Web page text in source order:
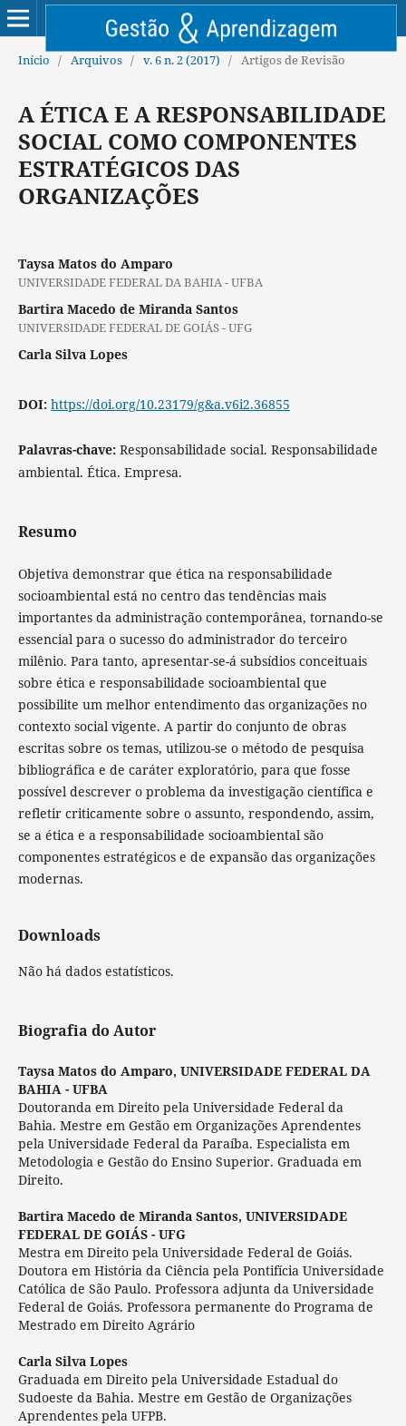
Início / Arquivos / v. 6 n. 2 (2017) / Artigos de Revisão
A ÉTICA E A RESPONSABILIDADE
SOCIAL COMO COMPONENTES
ESTRATÉGICOS DAS
ORGANIZAÇÕES
Taysa Matos do Amparo
UNIVERSIDADE FEDERAL DA BAHIA - UFBA
Bartira Macedo de Miranda Santos
UNIVERSIDADE FEDERAL DE GOIÁS - UFG
Carla Silva Lopes
DOI: https://doi.org/10.23179/g&a.v6i2.36855
Palavras-chave: Responsabilidade social. Responsabilidade
ambiental. Ética. Empresa.
Resumo
Objetiva demonstrar que ética na responsabilidade
socioambiental está no centro das tendências mais
importantes da administração contemporânea, tornando-se
essencial para o sucesso do administrador do terceiro
milênio. Para tanto, apresentar-se-á subsídios conceituais
sobre ética e responsabilidade socioambiental que
possibilite um melhor entendimento das organizações no
contexto social vigente. A partir do conjunto de obras
escritas sobre os temas, utilizou-se o método de pesquisa
bibliográfica e de caráter exploratório, para que fosse
possível descrever o problema da investigação científica e
refletir criticamente sobre o assunto, respondendo, assim,
se a ética e a responsabilidade socioambiental são
componentes estratégicos e de expansão das organizações
modernas.
Downloads
Não há dados estatísticos.
Biografia do Autor
Taysa Matos do Amparo, UNIVERSIDADE FEDERAL DA
BAHIA - UFBA
Doutoranda em Direito pela Universidade Federal da
Bahia. Mestre em Gestão em Organizações Aprendentes
pela Universidade Federal da Paraíba. Especialista em
Metodologia e Gestão do Ensino Superior. Graduada em
Direito.
Bartira Macedo de Miranda Santos, UNIVERSIDADE
FEDERAL DE GOIÁS - UFG
Mestra em Direito pela Universidade Federal de Goiás.
Doutora em História da Ciência pela Pontifícia Universidade
Católica de São Paulo. Professora adjunta da Universidade
Federal de Goiás. Professora permanente do Programa de
Mestrado em Direito Agrário
Carla Silva Lopes
Graduada em Direito pela Universidade Estadual do
Sudoeste da Bahia. Mestre em Gestão de Organizações
Aprendentes pela UFPB.